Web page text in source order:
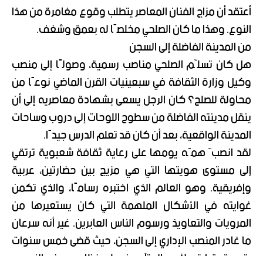
أعتقد أن مزاج الفنان المعاصر يتطلب وقوع مغامرة من هذا
النوع. وهذا ما كان الصلحي مخلصًا له بعمق وشغف.
من المدينة الفاضلة إلى السجن
هل كان تسلّم الصلحي مناصب رسمية، وصولًا إلى منصب
وكيل وزارة الثقافة في سبعينيات القرن الماضي نوعًا من
محاولة للصلح؟ كان الرجل يسعى بشهادة معاصريه إلى أن
ينقل مدينته الفاضلة من سطوح اللوحات إلى دروب وساحات
المدينة الواقعية، بعد أن كان قد تعلم الدرس جيدًا.
لقد انصبّ همّه يومها على رعاية ثقافة شعبوية ترتقي
إلى مستوى هويتها التي هي مزيج بين حضارتين، عربية
وإفريقية. وهو العالم الذي اختبره رسامًا، والذي تكمن
غوايته في الأشكال الملهمة التي كان يستعيرها من
المرويات والتعاويذ ورسوم الناس العابرين. غير أنه سرعان
ما غادر المنصب الإداري إلى السجن، حيث قضى خمس سنوات